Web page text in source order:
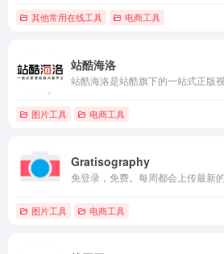
其他常用在线工具 电商工具
站酷海洛
图片工具 电商工具
Gratisography
免登录，免费。每周都会上传最新
图片工具 电商工具